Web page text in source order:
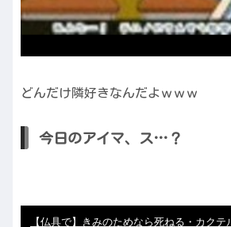
どんだけ隣好きなんだよｗｗｗ
今日のアイマ、ス…？